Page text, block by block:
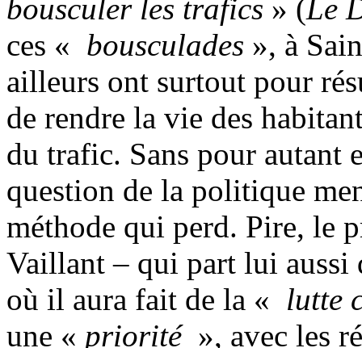
bousculer les trafics » (Le
ces « bousculades », à
ailleurs ont surtout pour
de rendre la vie des
du trafic. Sans pour autant
question de la politique
méthode qui perd. Pire, le
Vaillant – qui part lui aussi
où il aura fait de la « lutte
une « priorité », avec les